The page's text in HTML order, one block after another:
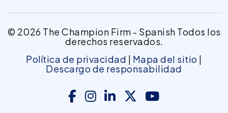
© 2026 The Champion Firm - Spanish Todos los
derechos reservados.
Política de privacidad | Mapa del sitio |
Descargo de responsabilidad